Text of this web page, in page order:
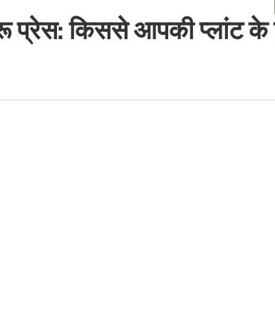
प्रेस: किससे आपकी प्लांट के